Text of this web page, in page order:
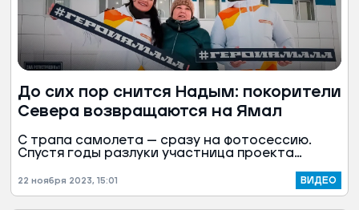
До сих пор снится Надым: покорители
Севера возвращаются на Ямал
С трапа самолета — сразу на фотосессию.
Спустя годы разлуки участница проекта
любимом Надыме. Сюда она в 1987 году
22 ноября 2023, 15:01 ВИДЕО